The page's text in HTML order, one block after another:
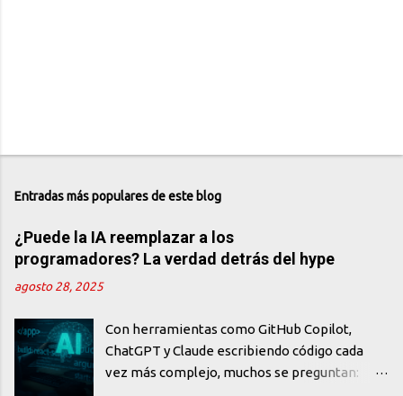
Entradas más populares de este blog
¿Puede la IA reemplazar a los
programadores? La verdad detrás del hype
agosto 28, 2025
Con herramientas como GitHub Copilot,
ChatGPT y Claude escribiendo código cada
vez más complejo, muchos se preguntan: